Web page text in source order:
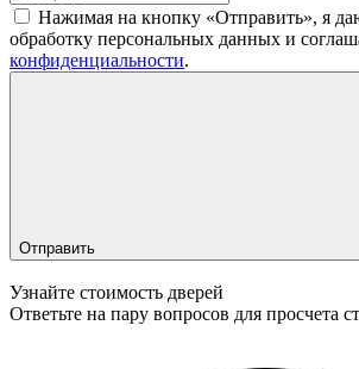
Нажимая на кнопку «Отправить», я
обработку персональных данных и
конфиденциальности.
Отправить
Узнайте стоимость дверей
Ответьте на пару вопросов для просчета